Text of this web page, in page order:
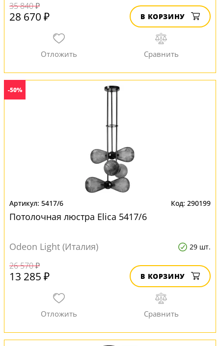
35 840 ₽
28 670 ₽ В КОРЗИНУ
-50%
5417/6 290199
Потолочная люстра Elica 5417/6
Odeon Light (Италия) 29 шт.
26 570 ₽
13 285 ₽ В КОРЗИНУ